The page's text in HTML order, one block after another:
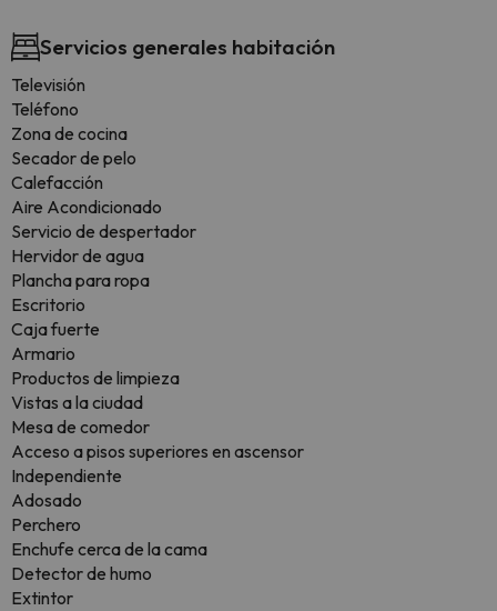
Servicios generales habitación
Televisión
Teléfono
Zona de cocina
Secador de pelo
Calefacción
Aire Acondicionado
Servicio de despertador
Hervidor de agua
Plancha para ropa
Escritorio
Caja fuerte
Armario
Productos de limpieza
Vistas a la ciudad
Mesa de comedor
Acceso a pisos superiores en ascensor
Independiente
Adosado
Perchero
Enchufe cerca de la cama
Detector de humo
Extintor